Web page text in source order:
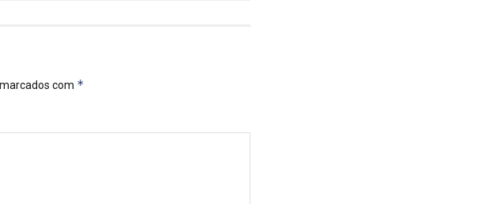
com *